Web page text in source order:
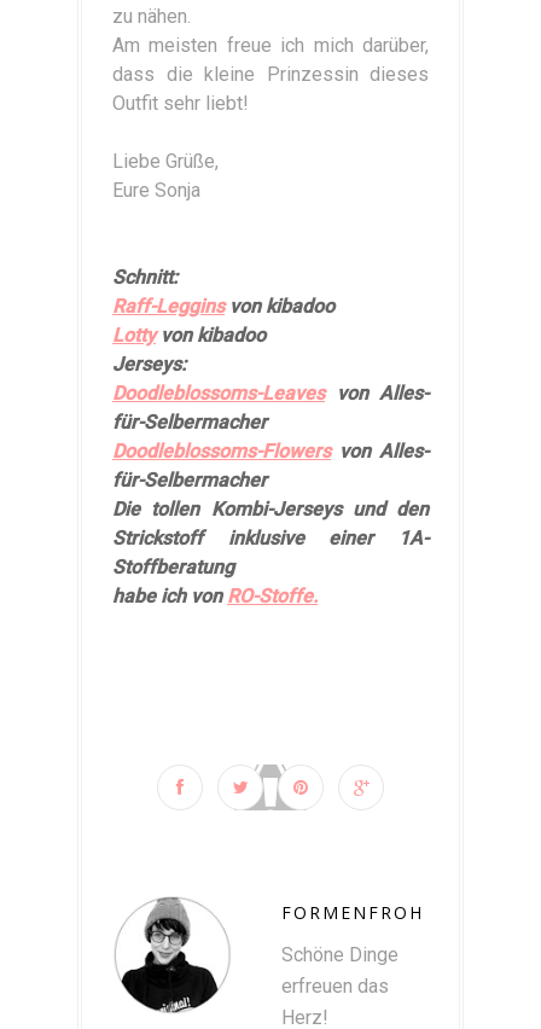
zu nähen.
Am meisten freue ich mich darüber,
dass die kleine Prinzessin dieses
Outfit sehr liebt!
Liebe Grüße,
Eure Sonja
Schnitt:
Raff-Legginsvon kibadoo
Lottyvon kibadoo
Jerseys:
Doodleblossoms-Leavesvon Alles-
für-Selbermacher
Doodleblossoms-Flowersvon Alles-
für-Selbermacher
Die tollen Kombi-Jerseys und den
Strickstoff inklusive einer 1A-
Stoffberatung
habe ich von RO-Stoffe.
FORMENFROH
Schöne Dinge
erfreuen das
Herz!